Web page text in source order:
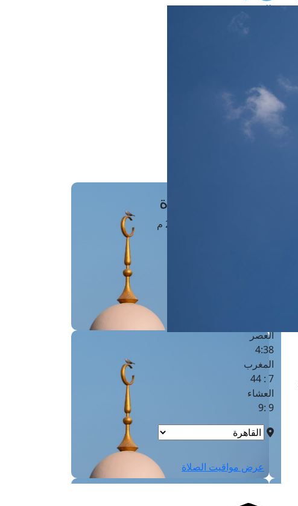
طلب فتوى
حجز موعد
مَواقِيتُ الصَّـــلاة
العصر
4:38
المغرب
7 : 44
العشاء
9 :9
عرض مواقيت الصلاة